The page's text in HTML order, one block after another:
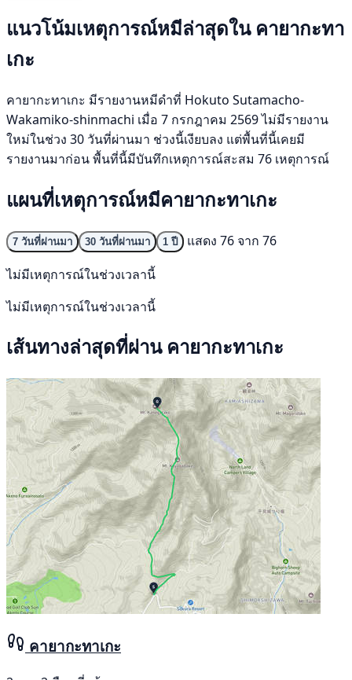
แนวโน้มเหตุการณ์หมีล่าสุดใน คายากะทา
เกะ
คายากะทาเกะ มีรายงานหมีดำที่ Hokuto Sutamacho-
Wakamiko-shinmachi เมื่อ 7 กรกฎาคม 2569 ไม่มีรายงาน
ใหม่ในช่วง 30 วันที่ผ่านมา ช่วงนี้เงียบลง แต่พื้นที่นี้เคยมี
รายงานมาก่อน พื้นที่นี้มีบันทึกเหตุการณ์สะสม 76 เหตุการณ์
แผนที่เหตุการณ์หมีคายากะทาเกะ
7 วันที่ผ่านมา 30 วันที่ผ่านมา 1 ปี
แสดง 76 จาก 76
ไม่มีเหตุการณ์ในช่วงเวลานี้
ไม่มีเหตุการณ์ในช่วงเวลานี้
เส้นทางล่าสุดที่ผ่าน คายากะทาเกะ
คายากะทาเกะ